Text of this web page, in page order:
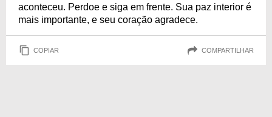
aconteceu. Perdoe e siga em frente. Sua paz interior é
mais importante, e seu coração agradece.
COPIAR COMPARTILHAR